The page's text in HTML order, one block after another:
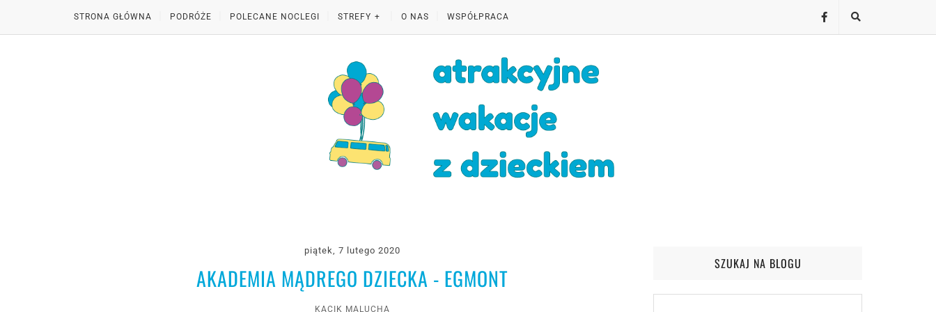
STRONA GŁÓWNA PODRÓŻE POLECANE NOCLEGI STREFY O NAS WSPÓŁPRACA
piątek, 7 lutego 2020
AKADEMIA MĄDREGO DZIECKA - EGMONT
KĄCIK MALUCHA
SZUKAJ NA BLOGU